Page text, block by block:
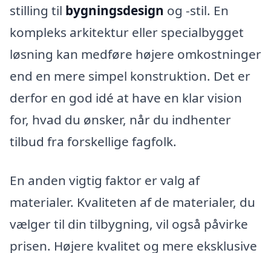
stilling til bygningsdesign og -stil. En
kompleks arkitektur eller specialbygget
løsning kan medføre højere omkostninger
end en mere simpel konstruktion. Det er
derfor en god idé at have en klar vision
for, hvad du ønsker, når du indhenter
tilbud fra forskellige fagfolk.
En anden vigtig faktor er valg af
materialer. Kvaliteten af de materialer, du
vælger til din tilbygning, vil også påvirke
prisen. Højere kvalitet og mere eksklusive